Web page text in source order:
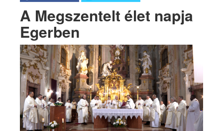
A Megszentelt élet napja
Egerben